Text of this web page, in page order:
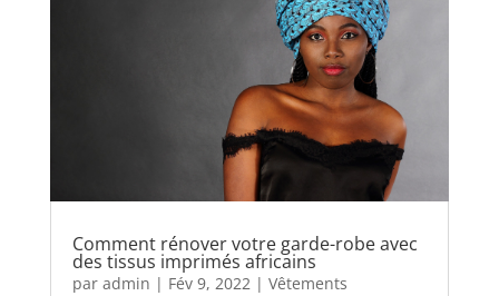
Comment rénover votre garde-robe avec
des tissus imprimés africains
par admin | Fév 9, 2022| Vêtements